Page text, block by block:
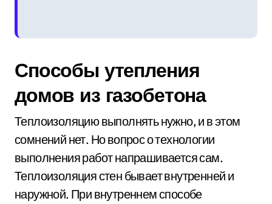
Способы утепления
домов из газобетона
Теплоизоляцию выполнять нужно, и в этом
сомнений нет. Но вопрос о технологии
выполнения работ напрашивается сам.
Теплоизоляция стен бывает внутренней и
наружной. При внутреннем способе